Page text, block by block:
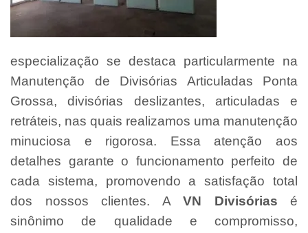
especialização se destaca particularmente na
Manutenção de Divisórias Articuladas Ponta
Grossa, divisórias deslizantes, articuladas e
retráteis, nas quais realizamos uma manutenção
minuciosa e rigorosa. Essa atenção aos
detalhes garante o funcionamento perfeito de
cada sistema, promovendo a satisfação total
dos nossos clientes. A VN Divisórias é
sinônimo de qualidade e compromisso,